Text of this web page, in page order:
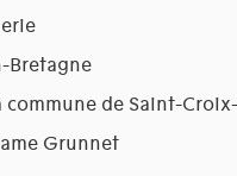
Bretagne
de Saint-
Grunnet